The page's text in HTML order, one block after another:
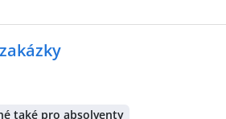
také pro absolventy